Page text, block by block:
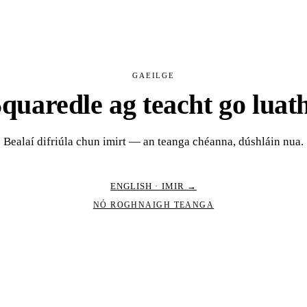
GAEILGE
ag teacht go
Bealaí difriúla chun imirt — an teanga chéanna, dúshláin nua.
ENGLISH · IMIR →
NÓ ROGHNAIGH TEANGA